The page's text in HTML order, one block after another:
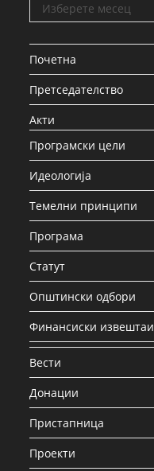
Изберете месец
Почетна
Претседателство
Акти
Програмски цели
Идеологија
Темелни принципи
Програма
Статут
Општински одбори
Финансиски извештаи
Вести
Донации
Пристапница
Проекти